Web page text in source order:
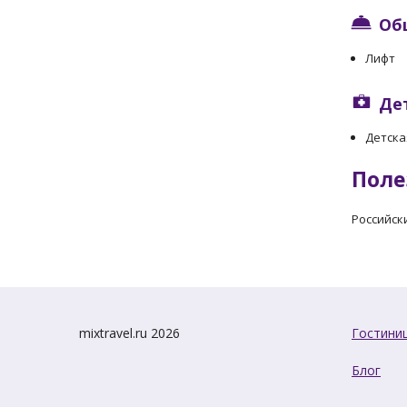
Лифт
mixtravel.ru 2026
Блог